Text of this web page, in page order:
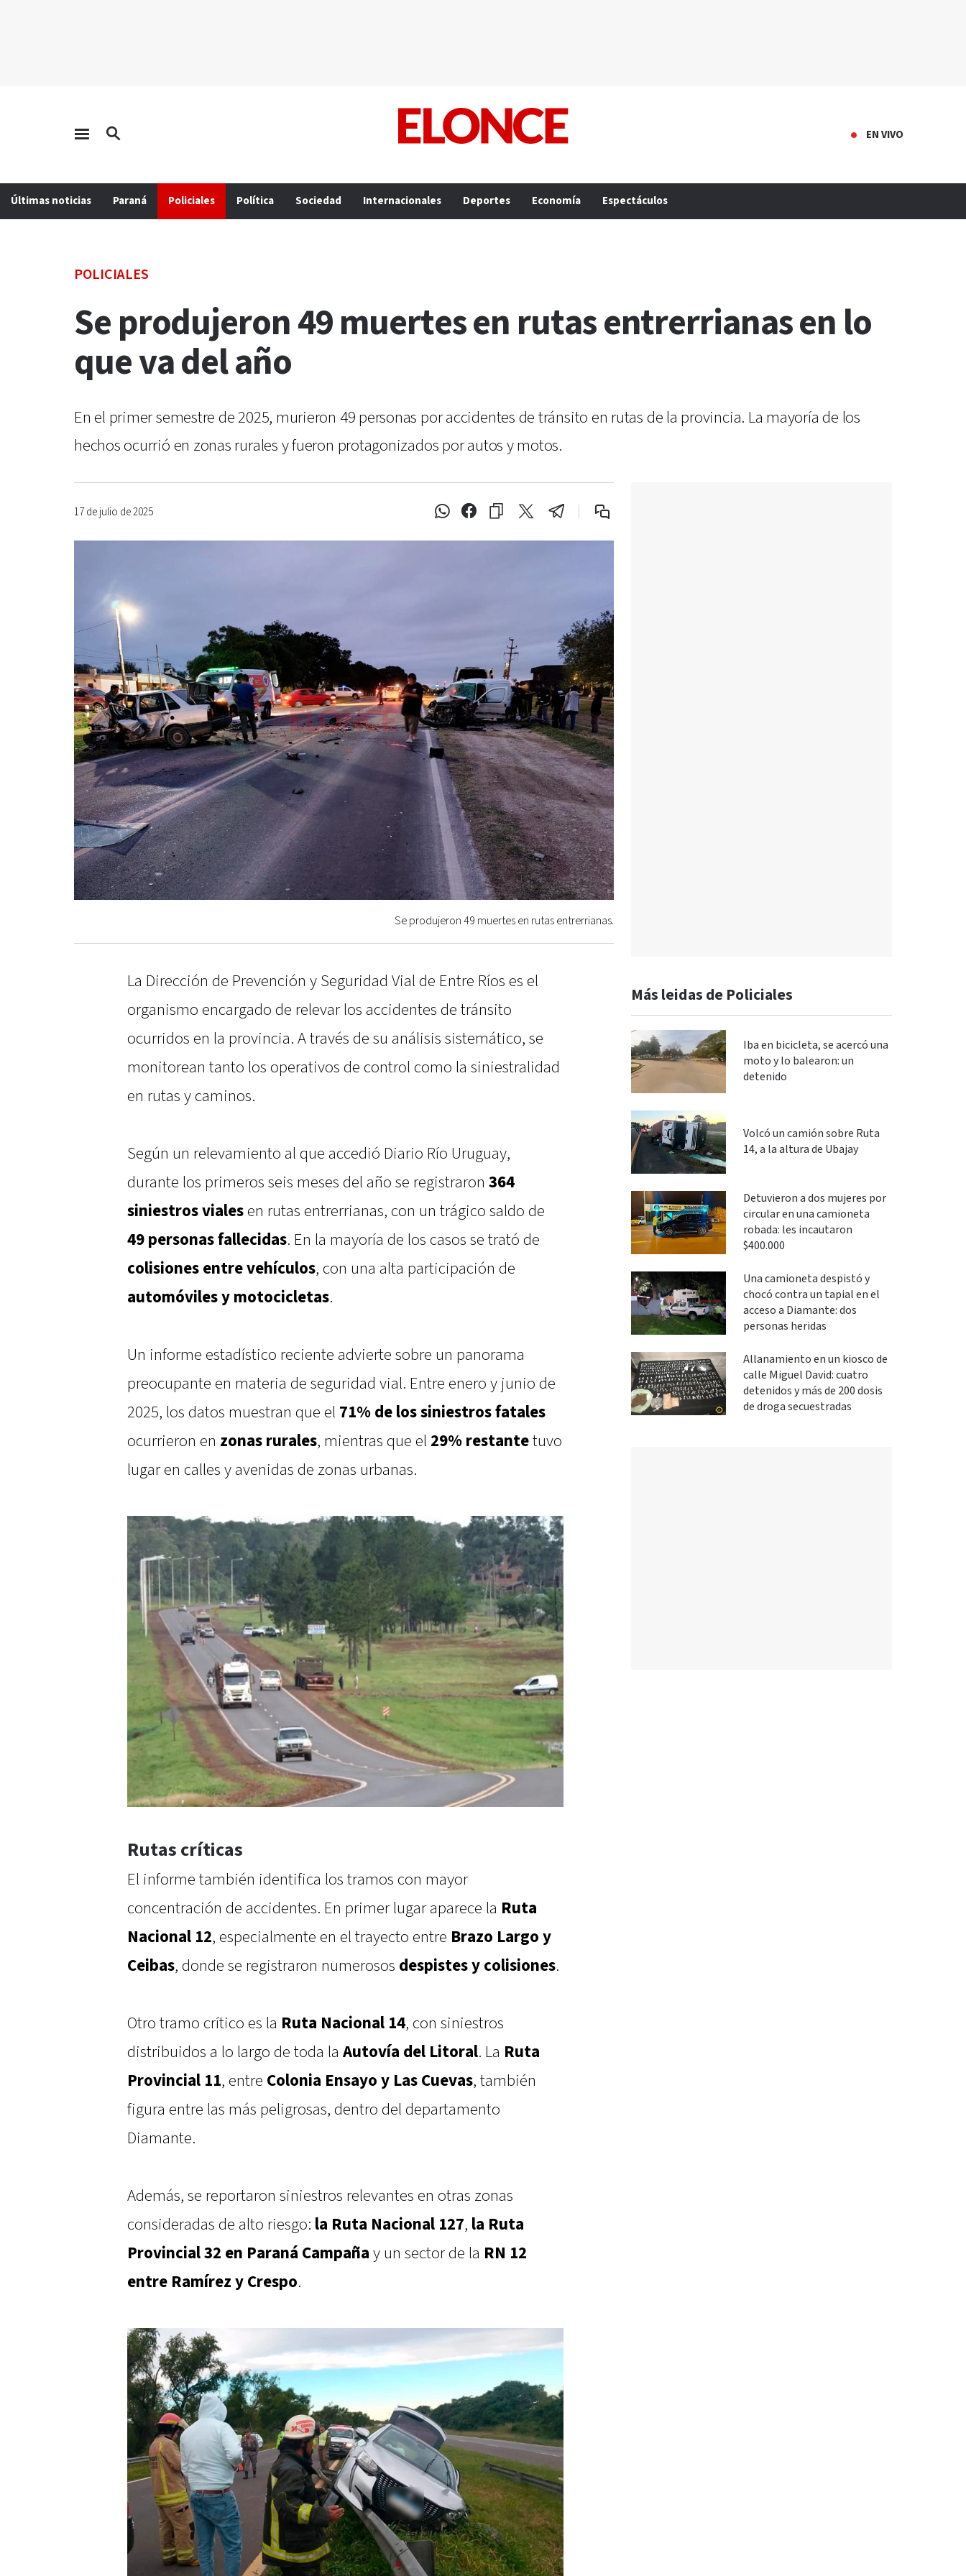
EN VIVO
Últimas noticias Paraná Policiales Política Sociedad Internacionales Deportes Economía Espectáculos
POLICIALES
Se produjeron 49 muertes en rutas entrerrianas en lo
que va del año
En el primer semestre de 2025, murieron 49 personas por accidentes de tránsito en rutas de la provincia. La mayoría de los
hechos ocurrió en zonas rurales y fueron protagonizados por autos y motos.
17 de julio de 2025
Se produjeron 49 muertes en rutas entrerrianas.
La Dirección de Prevención y Seguridad Vial de Entre Ríos es el
organismo encargado de relevar los accidentes de tránsito
ocurridos en la provincia. A través de su análisis sistemático, se
monitorean tanto los operativos de control como la siniestralidad
en rutas y caminos.
Según un relevamiento al que accedió Diario Río Uruguay,
durante los primeros seis meses del año se registraron 364
siniestros vialesen rutas entrerrianas, con un trágico saldo de
49 personas fallecidas. En la mayoría de los casos se trató de
colisiones entre vehículos, con una alta participación de
automóviles y motocicletas.
Un informe estadístico reciente advierte sobre un panorama
preocupante en materia de seguridad vial. Entre enero y junio de
2025, los datos muestran que el 71% de los siniestros fatales
ocurrieron en zonas rurales, mientras que el 29% restantetuvo
lugar en calles y avenidas de zonas urbanas.
Rutas críticas
El informe también identifica los tramos con mayor
concentración de accidentes. En primer lugar aparece la Ruta
Nacional 12, especialmente en el trayecto entre Brazo Largo y
Ceibas, donde se registraron numerosos despistes y colisiones.
Otro tramo crítico es la Ruta Nacional 14, con siniestros
distribuidos a lo largo de toda la Autovía del Litoral. La Ruta
Provincial 11, entre Colonia Ensayo y Las Cuevas, también
figura entre las más peligrosas, dentro del departamento
Diamante.
Además, se reportaron siniestros relevantes en otras zonas
consideradas de alto riesgo: la Ruta Nacional 127, la Ruta
Provincial 32 en Paraná Campaña y un sector de la RN 12
entre Ramírez y Crespo.
Más leidas de Policiales
Iba en bicicleta, se acercó una
moto y lo balearon: un
detenido
Volcó un camión sobre Ruta
14, a la altura de Ubajay
Detuvieron a dos mujeres por
circular en una camioneta
robada: les incautaron
$400.000
Una camioneta despistó y
chocó contra un tapial en el
acceso a Diamante: dos
personas heridas
Allanamiento en un kiosco de
calle Miguel David: cuatro
detenidos y más de 200 dosis
de droga secuestradas